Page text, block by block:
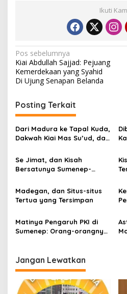
Ikuti
N
a
v
i
g
a
s
i
p
s
Pos sebelumnya
Kiai Abdullah Sajjad: Pejuang
Kemerdekaan yang Syahid
Di Ujung Senapan Belanda
Posting Terkait
Dari Madura ke Tapal Kuda,
Dakwah Kiai Mas Su’ud, dan
Penerus Menusantara dan
Mendunia
Se Jimat, dan Kisah
Bersatunya Sumenep-
Madegan, dan Situs-situs
Tertua yang Tersimpan
Matinya Pengaruh PKI di
Sumenep: Orang-orangnya
Jangan Lewatkan